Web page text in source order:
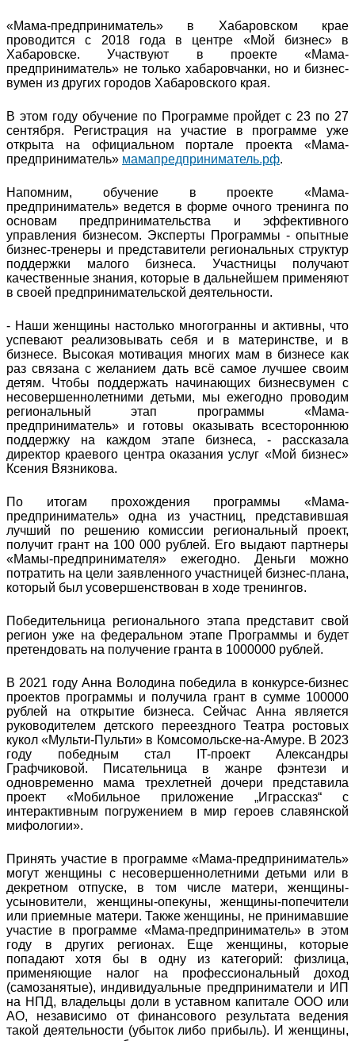
«Мама-предприниматель» в Хабаровском крае
проводится с 2018 года в центре «Мой бизнес» в
Хабаровске. Участвуют в проекте «Мама-
предприниматель» не только хабаровчанки, но и бизнес-
вумен из других городов Хабаровского края.
В этом году обучение по Программе пройдет с 23 по 27
сентября. Регистрация на участие в программе уже
открыта на официальном портале проекта «Мама-
предприниматель» мамапредприниматель.рф.
Напомним, обучение в проекте «Мама-
предприниматель» ведется в форме очного тренинга по
основам предпринимательства и эффективного
управления бизнесом. Эксперты Программы - опытные
бизнес-тренеры и представители региональных структур
поддержки малого бизнеса. Участницы получают
качественные знания, которые в дальнейшем применяют
в своей предпринимательской деятельности.
- Наши женщины настолько многогранны и активны, что
успевают реализовывать себя и в материнстве, и в
бизнесе. Высокая мотивация многих мам в бизнесе как
раз связана с желанием дать всё самое лучшее своим
детям. Чтобы поддержать начинающих бизнесвумен с
несовершеннолетними детьми, мы ежегодно проводим
региональный этап программы «Мама-
предприниматель» и готовы оказывать всестороннюю
поддержку на каждом этапе бизнеса, - рассказала
директор краевого центра оказания услуг «Мой бизнес»
Ксения Вязникова.
По итогам прохождения программы «Мама-
предприниматель» одна из участниц, представившая
лучший по решению комиссии региональный проект,
получит грант на 100 000 рублей. Его выдают партнеры
«Мамы-предпринимателя» ежегодно. Деньги можно
потратить на цели заявленного участницей бизнес-плана,
который был усовершенствован в ходе тренингов.
Победительница регионального этапа представит свой
регион уже на федеральном этапе Программы и будет
претендовать на получение гранта в 1000000 рублей.
В 2021 году Анна Володина победила в конкурсе-бизнес
проектов программы и получила грант в сумме 100000
рублей на открытие бизнеса. Сейчас Анна является
руководителем детского переездного Театра ростовых
кукол «Мульти-Пульти» в Комсомольске-на-Амуре. В 2023
году победным стал IT-проект Александры
Графчиковой. Писательница в жанре фэнтези и
одновременно мама трехлетней дочери представила
проект «Мобильное приложение „Играссказ“ с
интерактивным погружением в мир героев славянской
мифологии».
Принять участие в программе «Мама-предприниматель»
могут женщины с несовершеннолетними детьми или в
декретном отпуске, в том числе матери, женщины-
усыновители, женщины-опекуны, женщины-попечители
или приемные матери. Также женщины, не принимавшие
участие в программе «Мама-предприниматель» в этом
году в других регионах. Еще женщины, которые
попадают хотя бы в одну из категорий: физлица,
применяющие налог на профессиональный доход
(самозанятые), индивидуальные предприниматели и ИП
на НПД, владельцы доли в уставном капитале ООО или
АО, независимо от финансового результата ведения
такой деятельности (убыток либо прибыль). И женщины,